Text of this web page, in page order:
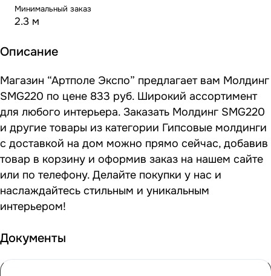
Минимальный заказ
2.3 м
Описание
Магазин “Артполе Экспо” предлагает вам Молдинг
SMG220 по цене 833 руб. Широкий ассортимент
для любого интерьера. Заказать Молдинг SMG220
и другие товары из категории Гипсовые молдинги
с доставкой на дом можно прямо сейчас, добавив
товар в корзину и оформив заказ на нашем сайте
или по телефону. Делайте покупки у нас и
наслаждайтесь стильным и уникальным
интерьером!
Документы